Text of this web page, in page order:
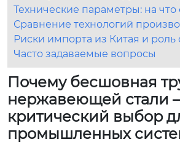
Технические параметры: на
Сравнение технологий
Риски импорта из Китая и
Часто задаваемые вопросы
Почему бесшовная
нержавеющей стали
критический выбор
промышленных